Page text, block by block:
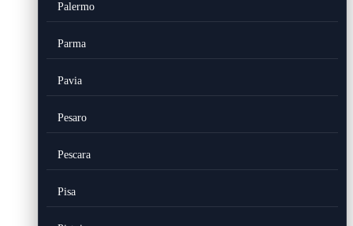
Palermo
Parma
Pavia
Pesaro
Pescara
Pisa